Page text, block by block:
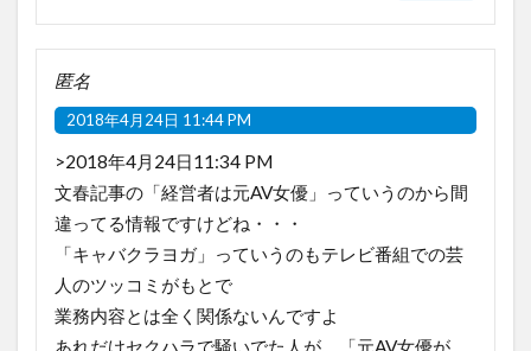
匿名
2018年4月24日 11:44 PM
>2018年4月24日11:34 PM
文春記事の「経営者は元AV女優」っていうのから間
違ってる情報ですけどね・・・
「キャバクラヨガ」っていうのもテレビ番組での芸
人のツッコミがもとで
業務内容とは全く関係ないんですよ
あれだけセクハラで騒いでた人が、「元AV女優が